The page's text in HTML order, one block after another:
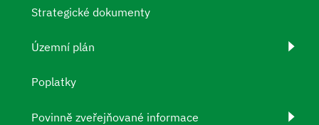
Strategické dokumenty
Územní plán
Poplatky
Povinně zveřejňované informace